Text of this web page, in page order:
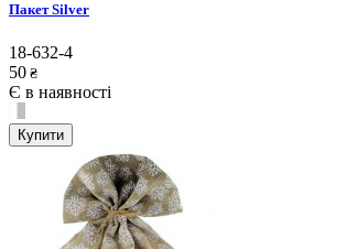
Пакет Silver
18-632-4
50 ₴
Є в наявності
Купити